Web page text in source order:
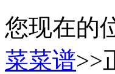
您现在的
菜菜谱>>